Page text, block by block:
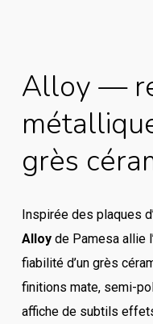
Alloy —
grès
Inspirée des plaques
Alloy de Pamesa allie
fiabilité d’un grès
finitions mate, semi-
affiche de subtils